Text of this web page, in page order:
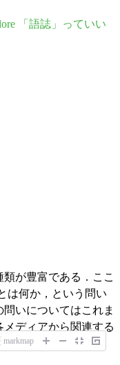
lore 「語誌」っていい
が豊富である．ここ
は何か，という問い
いについてはこれま
ディアから関連する
示そう．
markmap